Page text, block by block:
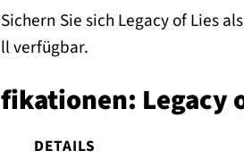
Sichern Sie sich Legacy of Lies
verfügbar.
Legacy
DETAILS